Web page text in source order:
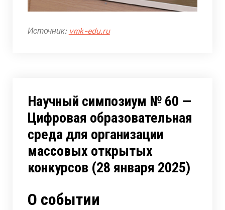
Источник: vmk-edu.ru
Научный симпозиум № 60 —
Цифровая образовательная
среда для организации
массовых открытых
конкурсов (28 января 2025)
О событии